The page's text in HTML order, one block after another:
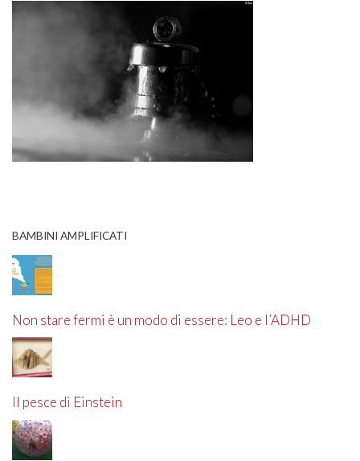
BAMBINI AMPLIFICATI
Non stare fermi è un modo di essere: Leo e l’ADHD
Il pesce di Einstein